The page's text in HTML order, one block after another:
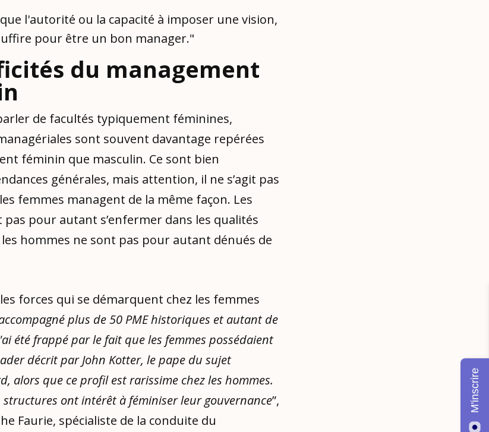
l'autorité ou la capacité à imposer une vision,
pour être un bon manager."
du management
de facultés typiquement féminines,
sont souvent davantage repérées
féminin que masculin. Ce sont bien
générales, mais attention, il ne s’agit pas
femmes managent de la même façon. Les
pour autant s’enfermer dans les qualités
hommes ne sont pas pour autant dénués de
forces qui se démarquent chez les femmes
plus de 50 PME historiques et autant de
été frappé par le fait que les femmes possédaient
décrit par John Kotter, le pape du sujet
alors que ce profil est rarissime chez les hommes.
structures ont intérêt à féminiser leur gouvernance”,
Faurie, spécialiste de la conduite du
M'inscrire